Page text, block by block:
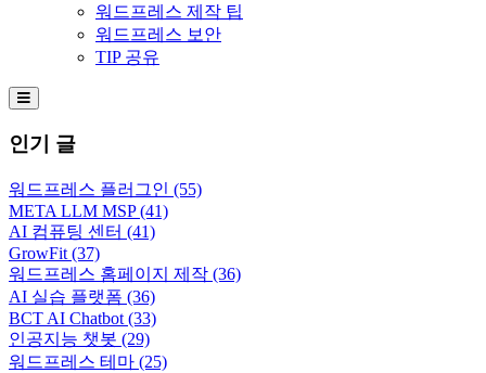
워드프레스 제작 팁
워드프레스 보안
TIP 공유
Hamburger Toggle Menu
인기 글
워드프레스 플러그인 (55)
META LLM MSP(41)
AI 컴퓨팅 센터 (41)
GrowFit (37)
워드프레스 홈페이지 제작 (36)
AI 실습 플랫폼 (36)
BCT AI Chatbot (33)
인공지능 챗봇 (29)
워드프레스 테마 (25)